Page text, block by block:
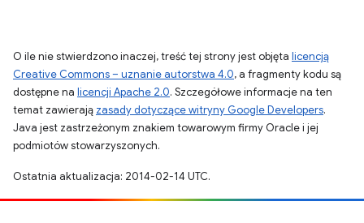
O ile nie stwierdzono inaczej, treść tej strony jest objęta licencją
Creative Commons – uznanie autorstwa 4.0, a fragmenty kodu są
dostępne na licencji Apache 2.0. Szczegółowe informacje na ten
temat zawierają zasady dotyczące witryny Google Developers.
Java jest zastrzeżonym znakiem towarowym firmy Oracle i jej
podmiotów stowarzyszonych.
Ostatnia aktualizacja: 2014-02-14 UTC.